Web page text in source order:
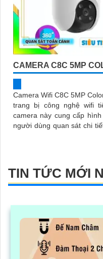
CAMERA C8C 5MP
Camera Wifi C8C 5MP
trang bị công nghệ wifi tiên tiến. Với độ
camera này cung cấp
người dùng quan sát chi
TIN TỨC MỚI